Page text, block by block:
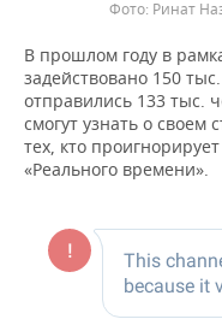
Ринат
В прошлом году в
задействовано 150
отправились 133 тыс.
смогут узнать о своем
тех, кто
«Реального времени».